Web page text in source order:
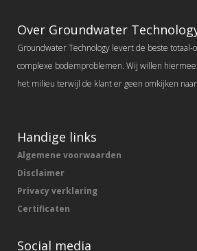
Over Groundwater
Groundwater Technology levert de beste totaal-
complexe bodemproblemen. Wij willen
het milieu terwijl de klant er geen omkijken
Handige links
Algemene voorwaarden
Disclaimer
Privacy verklaring
Certificaten
Social media